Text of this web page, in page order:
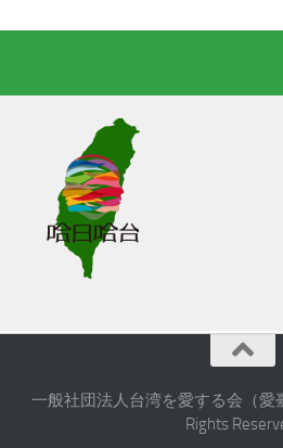
一般社団法人台湾を愛する会（愛
Rights